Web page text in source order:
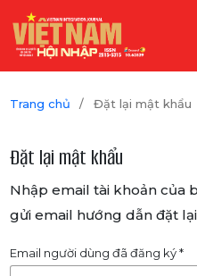
Trang chủ / Đặt lại mật khẩu
Đặt lại mật khẩu
Nhập email tài khoản của
gửi email hướng dẫn đặt
Email người dùng đã đăng ký*